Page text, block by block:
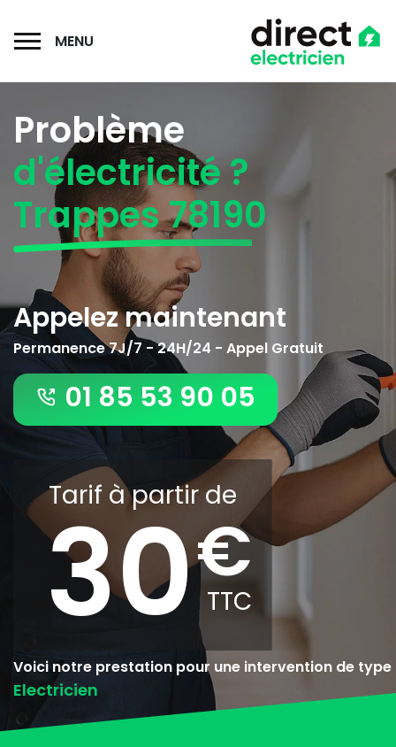
MENU
Problème
d'électricité ?
Trappes 78190
Appelez maintenant
Permanence 7J/7 - 24H/24 - Appel Gratuit
01 85 53 90 05
Tarif à partir de
30
Voici notre prestation pour une intervention de type
Electricien